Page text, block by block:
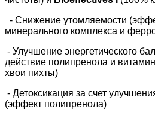
- Снижение утомляемости
минерального комплекса и
- Улучшение энергетического
действие полипренола и
хвои пихты)
- Детоксикация за счет
(эффект полипренола)